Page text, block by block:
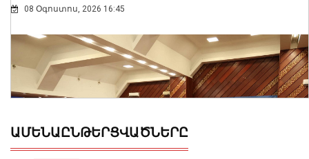
08 Օգոստոս, 2026 16:45
ԱՄԵՆԱԸՆԹԵՐՑՎԱԾՆԵՐԸ